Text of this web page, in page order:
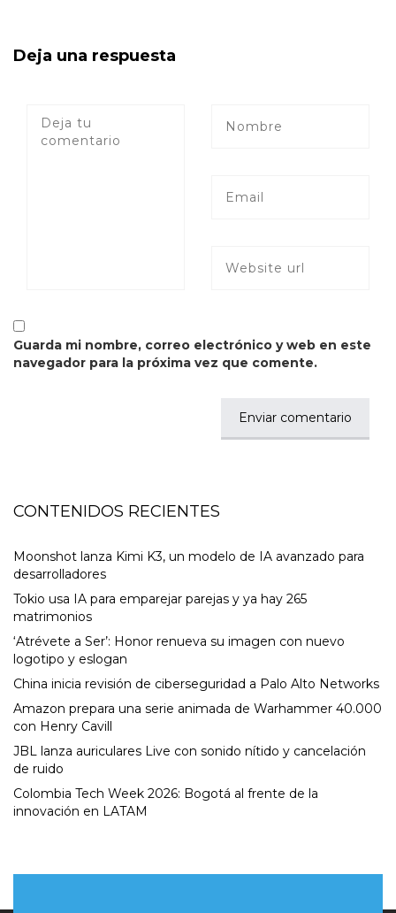
Deja una respuesta
Guarda mi nombre, correo electrónico y web en este
navegador para la próxima vez que comente.
CONTENIDOS RECIENTES
Moonshot lanza Kimi K3, un modelo de IA avanzado para
desarrolladores
Tokio usa IA para emparejar parejas y ya hay 265
matrimonios
‘Atrévete a Ser’: Honor renueva su imagen con nuevo
logotipo y eslogan
China inicia revisión de ciberseguridad a Palo Alto Networks
Amazon prepara una serie animada de Warhammer 40.000
con Henry Cavill
JBL lanza auriculares Live con sonido nítido y cancelación
de ruido
Colombia Tech Week 2026: Bogotá al frente de la
innovación en LATAM